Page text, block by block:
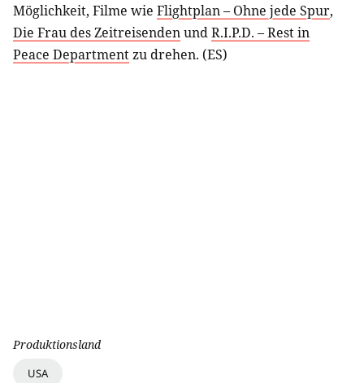
Möglichkeit, Filme wie Flightplan – Ohne jede Spur,
Die Frau des ZeitreisendenundR.I.P.D. – Rest in
Peace Departmentzu drehen. (ES)
Produktionsland
USA